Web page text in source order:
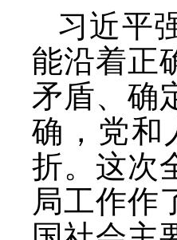
习近平
能沿着正
矛盾、确
确，党和
折。这次
局工作作